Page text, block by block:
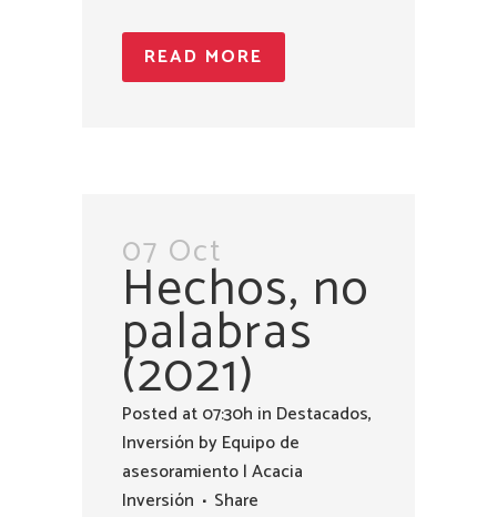
READ MORE
07 Oct
Hechos, no
palabras
(2021)
Posted at 07:30h in Destacados,
Inversión byEquipo de
asesoramiento | Acacia
Inversión
Share